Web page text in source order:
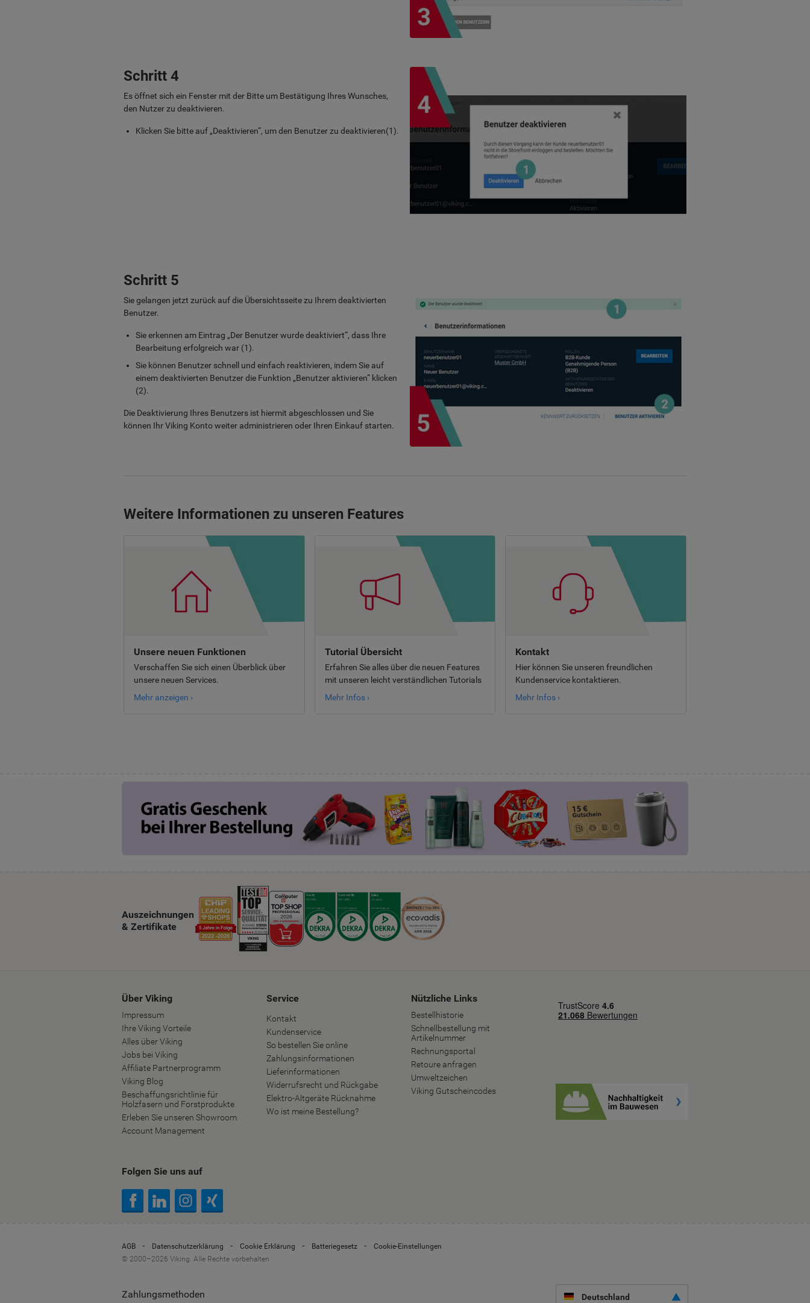
Schritt 4
Es öffnet sich ein Fenster mit der Bitte um Bestätigung Ihres Wunsches,
den Nutzer zu deaktivieren.
Klicken Sie bitte auf „Deaktivieren“, um den Benutzer zu deaktivieren(1).
Schritt 5
Sie gelangen jetzt zurück auf die Übersichtsseite zu Ihrem deaktivierten
Benutzer.
Sie erkennen am Eintrag „Der Benutzer wurde deaktiviert“, dass Ihre
Bearbeitung erfolgreich war (1).
Sie können Benutzer schnell und einfach reaktivieren, indem Sie auf
einem deaktivierten Benutzer die Funktion „Benutzer aktivieren“ klicken
(2).
Die Deaktivierung Ihres Benutzers ist hiermit abgeschlossen und Sie
können Ihr Viking Konto weiter administrieren oder Ihren Einkauf starten.
Weitere Informationen zu unseren Features
Unsere neuen Funktionen
Verschaffen Sie sich einen Überblick über
unsere neuen Services.
Mehr anzeigen ›
Tutorial Übersicht
Erfahren Sie alles über die neuen Features
mit unseren leicht verständlichen Tutorials
Mehr Infos ›
Kontakt
Hier können Sie unseren freundlichen
Kundenservice kontaktieren.
Mehr Infos ›
Auszeichnungen
& Zertifikate
Über Viking
Impressum
Ihre Viking Vorteile
Alles über Viking
Jobs bei Viking
Affiliate Partnerprogramm
Viking Blog
Beschaffungsrichtlinie für
Holzfasern und Forstprodukte
Erleben Sie unseren Showroom
Account Management
Service
Kontakt
Kundenservice
So bestellen Sie online
Zahlungsinformationen
Lieferinformationen
Widerrufsrecht und Rückgabe
Elektro-Altgeräte Rücknahme
Wo ist meine Bestellung?
Nützliche Links
Bestellhistorie
Schnellbestellung mit
Artikelnummer
Rechnungsportal
Retoure anfragen
Umweltzeichen
Viking Gutscheincodes
Folgen Sie uns auf
AGB Datenschutzerklärung Cookie Erklärung Batteriegesetz
Cookie-Einstellungen
© 2000–2026 Viking. Alle Rechte vorbehalten
Zahlungsmethoden Deutschland